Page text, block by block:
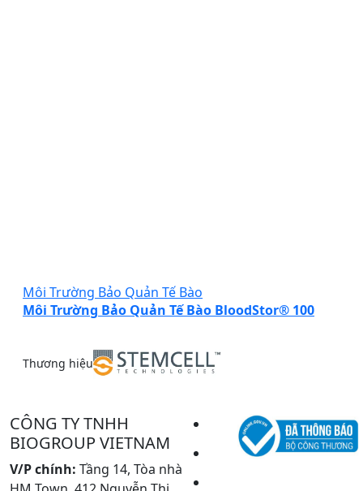
Môi Trường Bảo Quản Tế Bào
Môi Trường Bảo Quản Tế Bào BloodStor® 100
Thương hiệu
CÔNG TY TNHH
BIOGROUP VIETNAM
V/P chính: Tầng 14, Tòa nhà